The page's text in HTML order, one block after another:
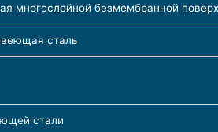
многослойной безмембранной
сталь
стали